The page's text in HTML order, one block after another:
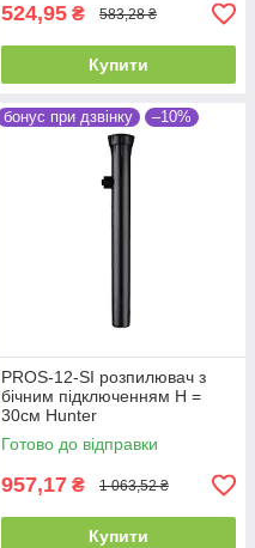
524,95 ₴ 583,28 ₴
Купити
бонус при дзвінку –10%
PROS-12-SI розпилювач з
бічним підключенням Н =
30см Hunter
Готово до відправки
957,17 ₴ 1 063,52 ₴
Купити